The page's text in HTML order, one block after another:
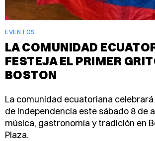
EVENTOS
LA COMUNIDAD
FESTEJA EL PRIMER
BOSTON
La comunidad ecuatoriana
de Independencia este sábado 8 de
música, gastronomía y tradición en
Plaza.